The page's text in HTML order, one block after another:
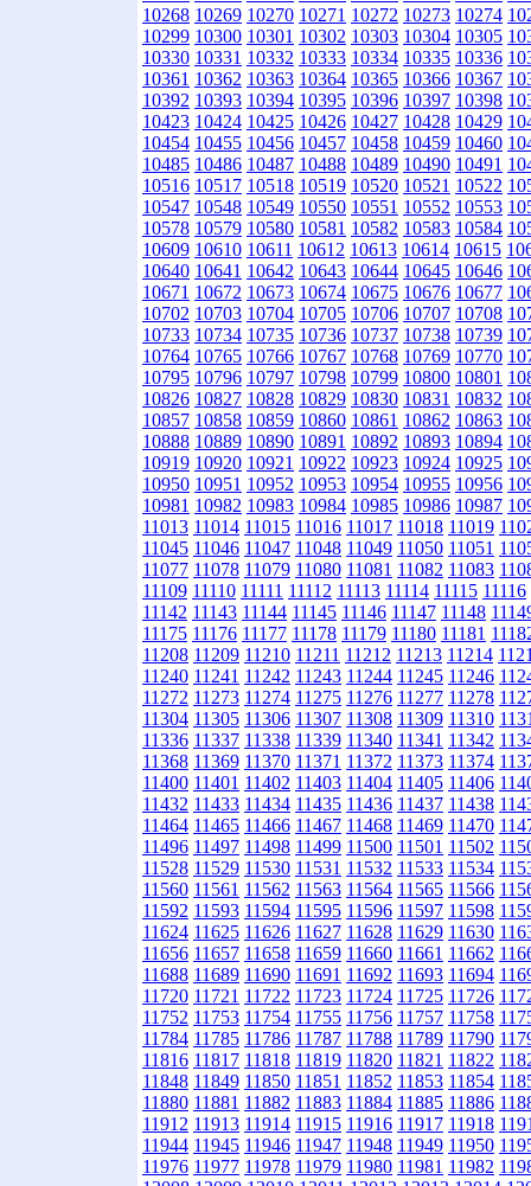
10268 10269 10270 10271 10272 10273 10274
10299 10300 10301 10302 10303 10304 10305
10330 10331 10332 10333 10334 10335 10336
10361 10362 10363 10364 10365 10366 10367
10392 10393 10394 10395 10396 10397 10398
10423 10424 10425 10426 10427 10428 10429
10454 10455 10456 10457 10458 10459 10460
10485 10486 10487 10488 10489 10490 10491
10516 10517 10518 10519 10520 10521 10522
10547 10548 10549 10550 10551 10552 10553
10578 10579 10580 10581 10582 10583 10584
10609 10610 10611 10612 10613 10614 10615
10640 10641 10642 10643 10644 10645 10646
10671 10672 10673 10674 10675 10676 10677
10702 10703 10704 10705 10706 10707 10708
10733 10734 10735 10736 10737 10738 10739
10764 10765 10766 10767 10768 10769 10770
10795 10796 10797 10798 10799 10800 10801
10826 10827 10828 10829 10830 10831 10832
10857 10858 10859 10860 10861 10862 10863
10888 10889 10890 10891 10892 10893 10894
10919 10920 10921 10922 10923 10924 10925
10950 10951 10952 10953 10954 10955 10956
10981 10982 10983 10984 10985 10986 10987
11013 11014 11015 11016 11017 11018 11019
11045 11046 11047 11048 11049 11050 11051
11077 11078 11079 11080 11081 11082 11083
11109 11110 11111 11112 11113 11114 11115 11116
11142 11143 11144 11145 11146 11147 11148
11175 11176 11177 11178 11179 11180 11181
11208 11209 11210 11211 11212 11213 11214
11240 11241 11242 11243 11244 11245 11246
11272 11273 11274 11275 11276 11277 11278
11304 11305 11306 11307 11308 11309 11310
11336 11337 11338 11339 11340 11341 11342
11368 11369 11370 11371 11372 11373 11374
11400 11401 11402 11403 11404 11405 11406
11432 11433 11434 11435 11436 11437 11438
11464 11465 11466 11467 11468 11469 11470
11496 11497 11498 11499 11500 11501 11502
11528 11529 11530 11531 11532 11533 11534
11560 11561 11562 11563 11564 11565 11566
11592 11593 11594 11595 11596 11597 11598
11624 11625 11626 11627 11628 11629 11630
11656 11657 11658 11659 11660 11661 11662
11688 11689 11690 11691 11692 11693 11694
11720 11721 11722 11723 11724 11725 11726
11752 11753 11754 11755 11756 11757 11758
11784 11785 11786 11787 11788 11789 11790
11816 11817 11818 11819 11820 11821 11822
11848 11849 11850 11851 11852 11853 11854
11880 11881 11882 11883 11884 11885 11886
11912 11913 11914 11915 11916 11917 11918
11944 11945 11946 11947 11948 11949 11950
11976 11977 11978 11979 11980 11981 11982